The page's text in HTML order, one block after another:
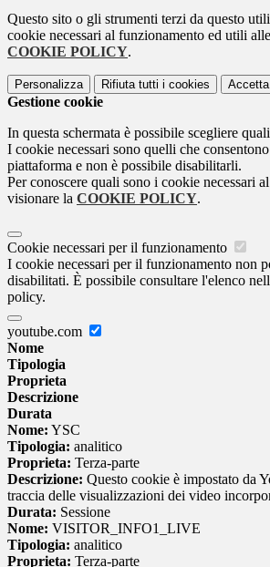
Questo sito o gli strumenti terzi da questo
cookie necessari al funzionamento ed utili
COOKIE POLICY.
Personalizza Rifiuta tutti i cookies
Gestione cookie
In questa schermata è possibile scegliere
I cookie necessari sono quelli che
piattaforma e non è possibile disabilitarli.
Per conoscere quali sono i cookie necessari
visionare la COOKIE POLICY.
Cookie necessari per il funzionamento
I cookie necessari per il funzionamento non
disabilitati. È possibile consultare l'elenco
policy.
youtube.com
Nome
Tipologia
Proprieta
Descrizione
Durata
Nome: YSC
Tipologia: analitico
Proprieta: Terza-parte
Descrizione: Questo cookie è impostato da
traccia delle visualizzazioni dei video
Durata: Sessione
Nome: VISITOR_INFO1_LIVE
Tipologia: analitico
Proprieta: Terza-parte